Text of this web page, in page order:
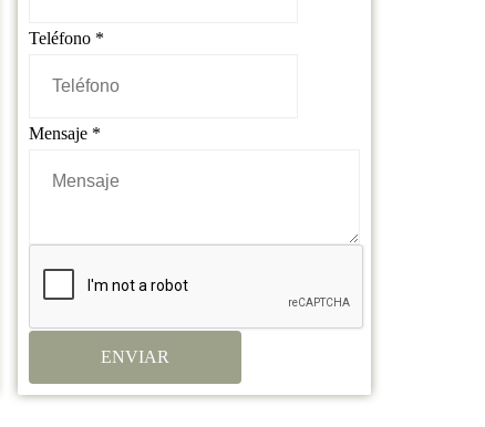
Nombre
Teléfono *
Mensaje *
ENVIAR